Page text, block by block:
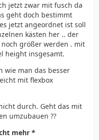
jetzt zwar mit fusch da
geht doch bestimmt
jetzt angeordnet ist soll
kästen her .. der
größer werden . mit
height insgesamt.
wie man das besser
mit flexbox
durch. Geht das mit
umzubauen ??
mehr *